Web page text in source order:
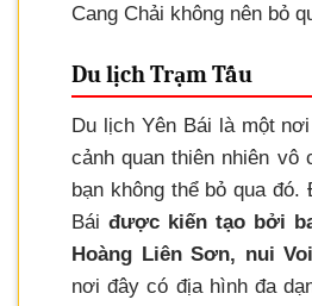
Cang Chải không nên bỏ
Du lịch Trạm Tấu
Du lịch Yên Bái là một
cảnh quan thiên nhiên vô
bạn không thể bỏ qua
Bái được kiến tạo bởi
Hoàng Liên Sơn, nui
nơi đây có địa hình đa